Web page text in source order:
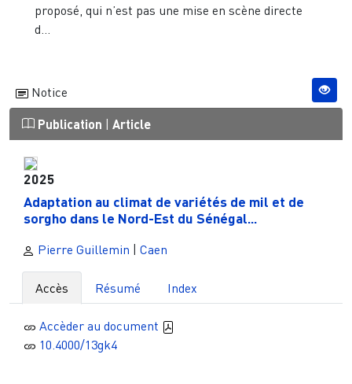
proposé, qui n’est pas une mise en scène directe
d...
Notice
Publication | Article
2025
Adaptation au climat de variétés de mil et de
sorgho dans le Nord-Est du Sénégal...
Pierre Guillemin Caen
Accès Résumé Index
Accèder au document
10.4000/13gk4